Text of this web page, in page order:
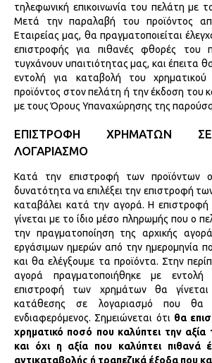
τηλεφωνική επικοινωνία του πελάτη με
Μετά την παραλαβή του προϊόντος
Εταιρείας μας, θα πραγματοποιείται
επιστροφής για πιθανές φθορές του
τυγχάνουν υπαιτιότητας μας, και έπειτα
εντολή για καταβολή του
προϊόντος στον πελάτη ή την έκδοση του
με τους Όρους Υπαναχώρησης της
ΕΠΙΣΤΡΟΦΗ ΧΡΗΜΑΤΩΝ
ΛΟΓΑΡΙΑΣΜΟ
Κατά την επιστροφή των προϊόντων
δυνατότητα να επιλέξει την επιστροφή
καταβάλει κατά την αγορά. Η
γίνεται με το ίδιο μέσο πληρωμής που ο
την πραγματοποίηση της αρχικής
εργάσιμων ημερών από την ημερομηνία
και θα ελέγξουμε τα προϊόντα. Στην
αγορά πραγματοποιήθηκε με εντολή
επιστροφή των χρημάτων θα γίνεται
κατάθεσης σε λογαριασμό που θα
ενδιαφερόμενος. Σημειώνεται ότι θα
χρηματικό ποσό που καλύπτει την αξία
και όχι η αξία που καλύπτει πιθανά
αντικαταβολής ή τραπεζικά έξοδα που